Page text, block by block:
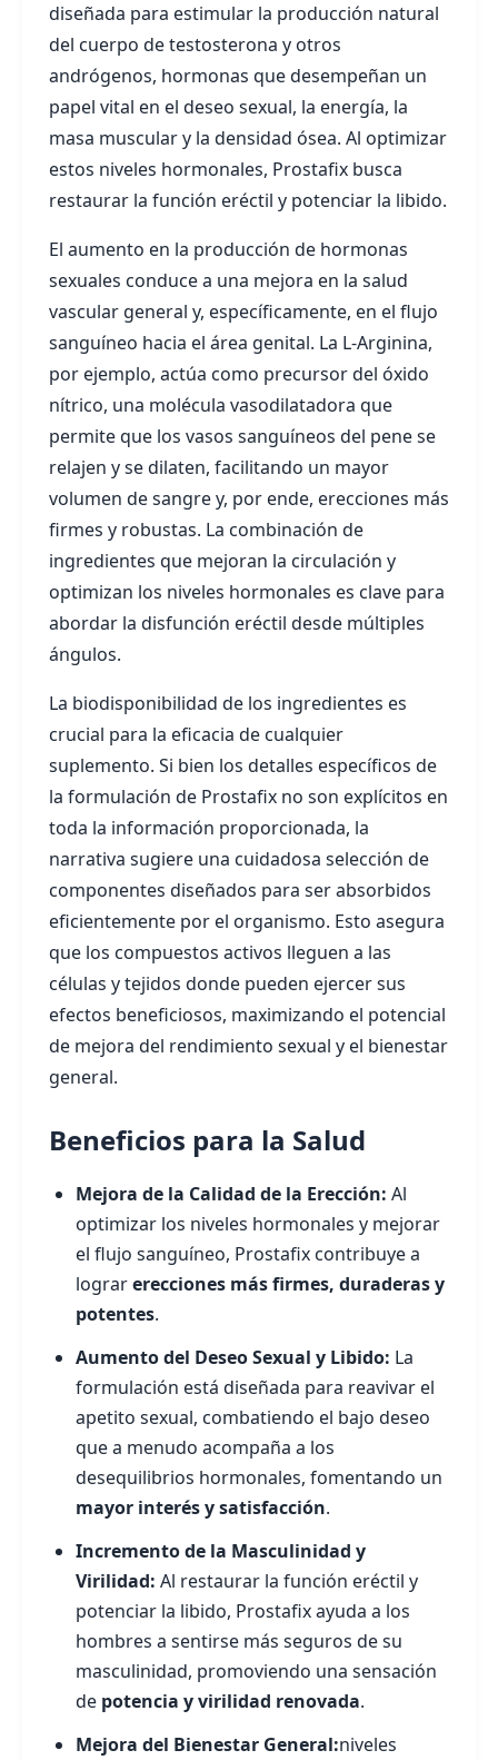
diseñada para estimular la producción natural
del cuerpo de testosterona y otros
andrógenos, hormonas que desempeñan un
papel vital en el deseo sexual, la energía, la
masa muscular y la densidad ósea. Al optimizar
estos niveles hormonales, Prostafix busca
restaurar la función eréctil y potenciar la libido.
El aumento en la producción de hormonas
sexuales conduce a una mejora en la salud
vascular general y, específicamente, en el flujo
sanguíneo hacia el área genital. La L-Arginina,
por ejemplo, actúa como precursor del óxido
nítrico, una molécula vasodilatadora que
permite que los vasos sanguíneos del pene se
relajen y se dilaten, facilitando un mayor
volumen de sangre y, por ende, erecciones más
firmes y robustas. La combinación de
ingredientes que mejoran la circulación y
optimizan los niveles hormonales es clave para
abordar la disfunción eréctil desde múltiples
ángulos.
La biodisponibilidad de los ingredientes es
crucial para la eficacia de cualquier
suplemento. Si bien los detalles específicos de
la formulación de Prostafix no son explícitos en
toda la información proporcionada, la
narrativa sugiere una cuidadosa selección de
componentes diseñados para ser absorbidos
eficientemente por el organismo. Esto asegura
que los compuestos activos lleguen a las
células y tejidos donde pueden ejercer sus
efectos beneficiosos, maximizando el potencial
de mejora del rendimiento sexual y el bienestar
general.
Beneficios para la Salud
Mejora de la Calidad de la Erección: Al
optimizar los niveles hormonales y mejorar
el flujo sanguíneo, Prostafix contribuye a
lograrerecciones más firmes, duraderas y
potentes.
Aumento del Deseo Sexual y Libido: La
formulación está diseñada para reavivar el
apetito sexual, combatiendo el bajo deseo
que a menudo acompaña a los
desequilibrios hormonales, fomentando un
mayor interés y satisfacción.
Incremento de la Masculinidad y
Virilidad: Al restaurar la función eréctil y
potenciar la libido, Prostafix ayuda a los
hombres a sentirse más seguros de su
masculinidad, promoviendo una sensación
de potencia y virilidad renovada.
Mejora del Bienestar General:niveles